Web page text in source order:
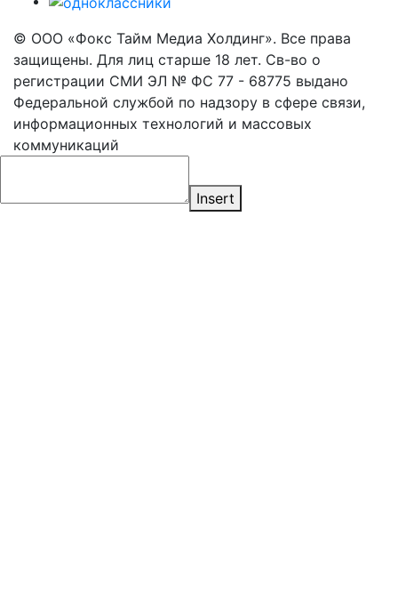
© ООО «Фокс Тайм Медиа Холдинг». Все права
защищены. Для лиц старше 18 лет. Св-во о
регистрации СМИ ЭЛ № ФС 77 - 68775 выдано
Федеральной службой по надзору в сфере связи,
информационных технологий и массовых
коммуникаций
Insert